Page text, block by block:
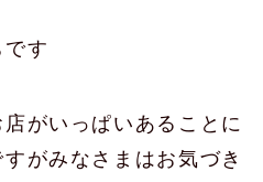
す
がいっぱいあることに
がみなさまはお気づき